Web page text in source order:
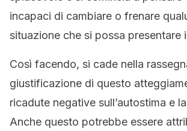
incapaci di cambiare o frenare
situazione che si possa presentare
Così facendo, si cade nella
giustificazione di questo
ricadute negative sull’autostima e
Anche questo potrebbe essere